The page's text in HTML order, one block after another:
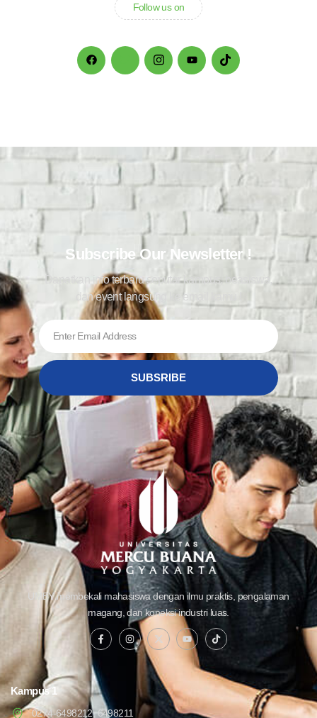
Follow us on
Subscribe Our Newsletter !
Dapatkan info terbaru seputar kampus, beasiswa,
dan event langsung ke email kamu !
SUBSRIBE
UMBY membekali mahasiswa dengan ilmu praktis, pengalaman
magang, dan koneksi industri luas.
Kampus 1
0274-6498212, 6498211